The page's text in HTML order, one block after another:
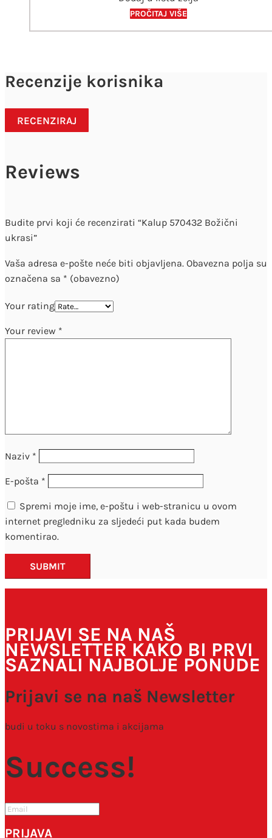
PROČITAJ VIŠE
Recenzije korisnika
RECENZIRAJ
Reviews
Budite prvi koji će recenzirati “Kalup 570432 Božični
ukrasi”
Vaša adresa e-pošte neće biti objavljena. Obavezna polja su
označena sa * (obavezno)
Your rating
Your review *
Naziv *
E-pošta *
Spremi moje ime, e-poštu i web-stranicu u ovom
internet pregledniku za sljedeći put kada budem
komentirao.
SUBMIT
PRIJAVI SE NA NAŠ
NEWSLETTER KAKO BI PRVI
SAZNALI NAJBOLJE PONUDE
Prijavi se na naš Newsletter
budi u toku s novostima i akcijama
Success!
PRIJAVA